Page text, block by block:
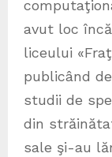
avut loc
liceului
publicând
studii de
din
sale şi-au